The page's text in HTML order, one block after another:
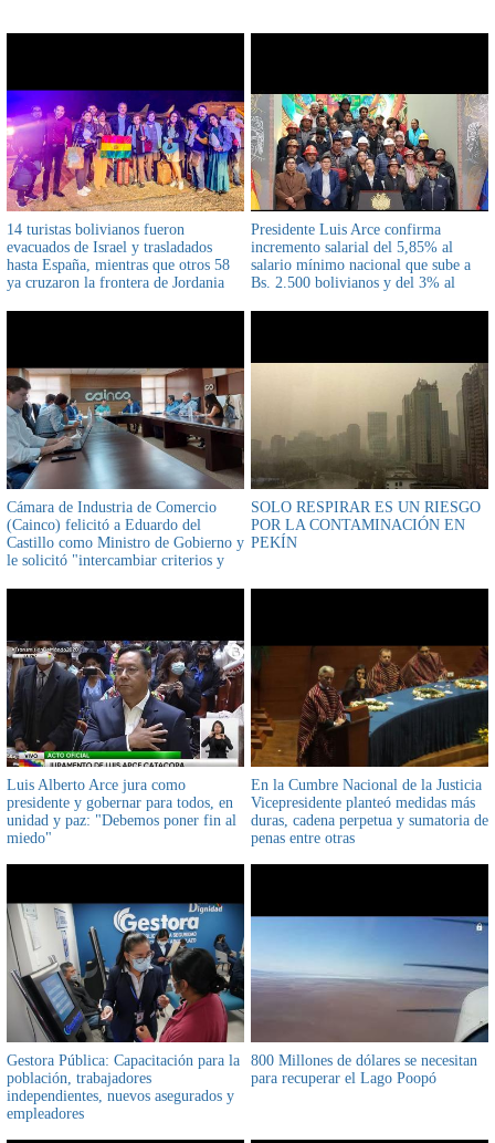
14 turistas bolivianos fueron
evacuados de Israel y trasladados
hasta España, mientras que otros 58
ya cruzaron la frontera de Jordania
Presidente Luis Arce confirma
incremento salarial del 5,85% al
salario mínimo nacional que sube a
Bs. 2.500 bolivianos y del 3% al
Cámara de Industria de Comercio
(Cainco) felicitó a Eduardo del
Castillo como Ministro de Gobierno y
le solicitó "intercambiar criterios y
SOLO RESPIRAR ES UN RIESGO
POR LA CONTAMINACIÓN EN
PEKÍN
Luis Alberto Arce jura como
presidente y gobernar para todos, en
unidad y paz: "Debemos poner fin al
miedo"
En la Cumbre Nacional de la Justicia
Vicepresidente planteó medidas más
duras, cadena perpetua y sumatoria de
penas entre otras
Gestora Pública: Capacitación para la
población, trabajadores
independientes, nuevos asegurados y
empleadores
800 Millones de dólares se necesitan
para recuperar el Lago Poopó